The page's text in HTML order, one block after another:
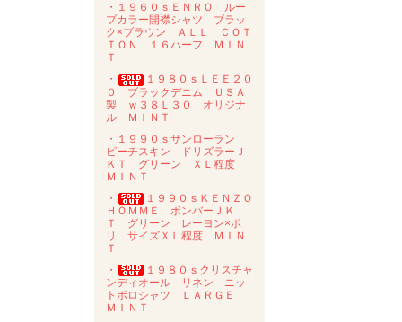
・１９６０ｓＥＮＲＯ ルー
プカラー開襟シャツ ブラッ
ク×ブラウン ＡＬＬ ＣＯＴ
ＴＯＮ １６ハーフ ＭＩＮ
Ｔ
・
１９８０ｓＬＥＥ２０
０ ブラックデニム ＵＳＡ
製 ｗ３８Ｌ３０ オリジナ
ル ＭＩＮＴ
・１９９０ｓサンローラン
ピーチスキン ドリズラーＪ
ＫＴ グリーン ＸＬ程度
ＭＩＮＴ
・
１９９０ｓＫＥＮＺＯ
ＨＯＭＭＥ ボンバーＪＫ
Ｔ グリーン レーヨン×ポ
リ サイズＸＬ程度 ＭＩＮ
Ｔ
・
１９８０ｓクリスチャ
ンディオール リネン ニッ
トポロシャツ ＬＡＲＧＥ
ＭＩＮＴ